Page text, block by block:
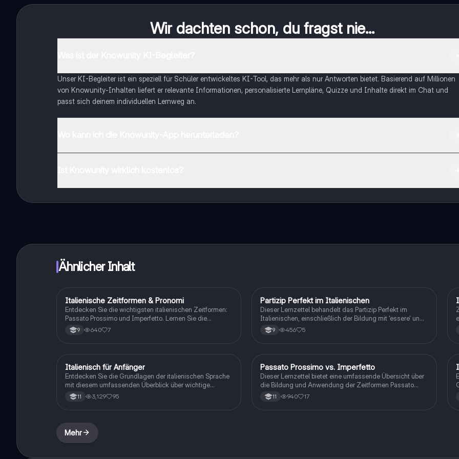
Wir dachten schon, du fragst nie...
Unser KI-Begleiter ist ein speziell für Schüler entwickeltes KI-Tool, das mehr als nur Antworten bietet. Basierend auf Millionen
von Knowunity-Inhalten liefert er relevante Informationen, personalisierte Lernpläne, Quizze und Inhalte direkt im Chat und
passt sich deinem individuellen Lernweg an.
auf deinem Handy.
Ähnlicher Inhalt
Italienisch
Italienische Zeitformen & Pronomi
Entdecken Sie die wichtigsten italienischen Zeitformen:
Passato Prossimo und Imperfetto. Lernen Sie die
Verwendung von Zeitausdrücken sowie direkten und
indirekten Pronomen. Ideal für Studierende, die ihre
'avere' und 'essere'.
9 640 7
Italienisch
Partizip Perfekt im Italienischen
Dieser Lernzettel behandelt das Partizip Perfekt im
Italienischen, einschließlich der Bildung mit 'essere' und
'avere', sowie unregelmäßige Verben. Ideal für Schüler,
die das Passato Prossimo verstehen und anwenden
9 456 5
Italienisch
Italienisch für Anfänger
Entdecken Sie die Grundlagen der italienischen Sprache
mit diesem umfassenden Überblick über wichtige
Vokabeln und Grammatik. Lernen Sie die
Personalpronomen, die Konjugation von 'sein' und
italienische Sprache suchen.
11 3,129 95
Italienisch
Passato Prossimo vs. Imperfetto
Dieser Lernzettel bietet eine umfassende Übersicht über
die Bildung und Anwendung der Zeitformen Passato
Prossimo und Imperfetto. Er erklärt die Unterschiede
zwischen isolierten Handlungen und Gewohnheiten
11 940 17
Mehr